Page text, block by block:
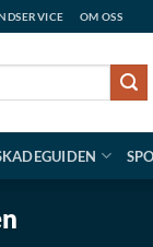
OM OSS